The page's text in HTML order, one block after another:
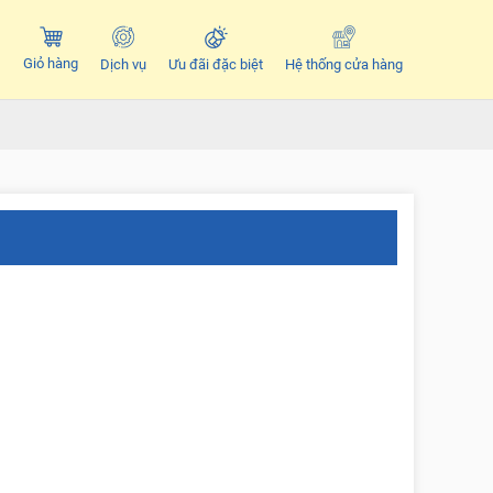
Giỏ hàng Dịch vụ Ưu đãi đặc biệt Hệ thống cửa hàng